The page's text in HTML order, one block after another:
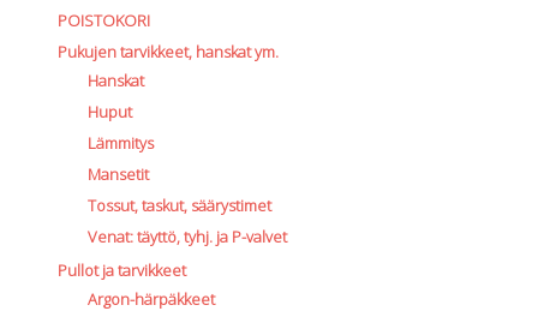
POISTOKORI
Pukujen tarvikkeet, hanskat ym.
Hanskat
Huput
Lämmitys
Mansetit
Tossut, taskut, säärystimet
Venat: täyttö, tyhj. ja P-valvet
Pullot ja tarvikkeet
Argon-härpäkkeet